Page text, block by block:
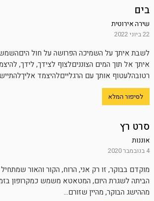
בים
שירה אירוטית
22 ביוני 2022
לשבת איתך על השמיכה הפרושה על חול
איתך אל תוך המים הצונניםלצוף לצידך, לידך,
רטובהלעטוף אותך עם הרגלייםלהיצמד
לסיפור המלא
סרט רץ
אוננות
4 בנובמבר 2020
מוקדם בבוקר, זו רק אני, הרוח, הקור והאור
הביתה לשגרת היום, המטאטא משמש כמקרופון
מההישג הבוקר, מהיין שזורם...